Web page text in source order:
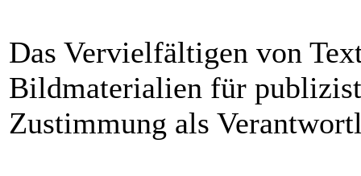
Das Vervielfältigen von
Bildmaterialien für
Zustimmung als